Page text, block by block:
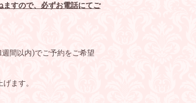
すので、必ずお電話にてご
間以内)でご予約をご希望
ます。